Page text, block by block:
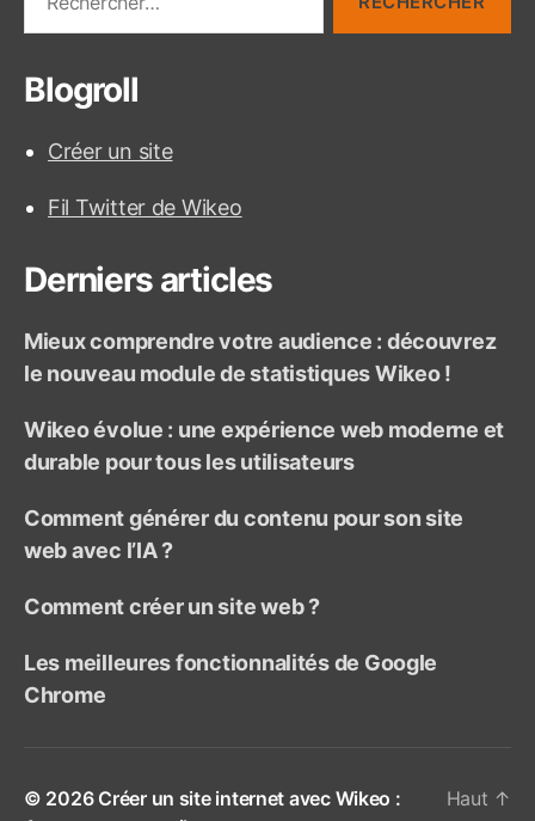
c
Blogroll
Créer un site
Fil Twitter de Wikeo
Derniers articles
Mieux comprendre votre audience : découvrez
le nouveau module de statistiques Wikeo !
Wikeo évolue : une expérience web moderne et
durable pour tous les utilisateurs
Comment générer du contenu pour son site
web avec l’IA ?
Comment créer un site web ?
Les meilleures fonctionnalités de Google
Chrome
© 2026 Créer un site internet avec Wikeo :
Haut ↑